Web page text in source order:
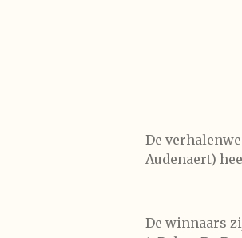
De
Audenaert)
De winnaars